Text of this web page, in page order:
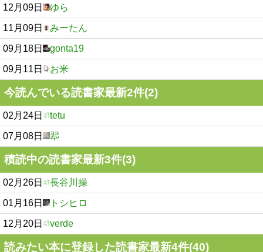
12月09日 ゆら
11月09日 みーたん
09月18日 gonta19
09月11日 お米
今読んでいる読書家最新2件(2)
02月24日 tetu
07月08日 翆
積読中の読書家最新3件(3)
02月26日 長谷川操
01月16日 トシヒロ
12月20日 verde
読みたい本に登録した読書家最新4件(40)